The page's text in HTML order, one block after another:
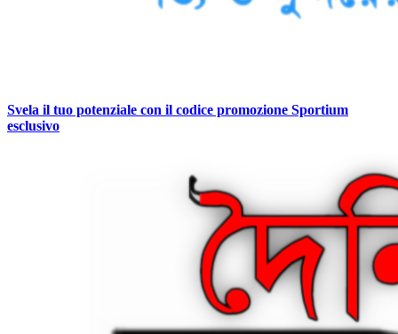
Svela il tuo potenziale con il codice promozione Sportium
esclusivo